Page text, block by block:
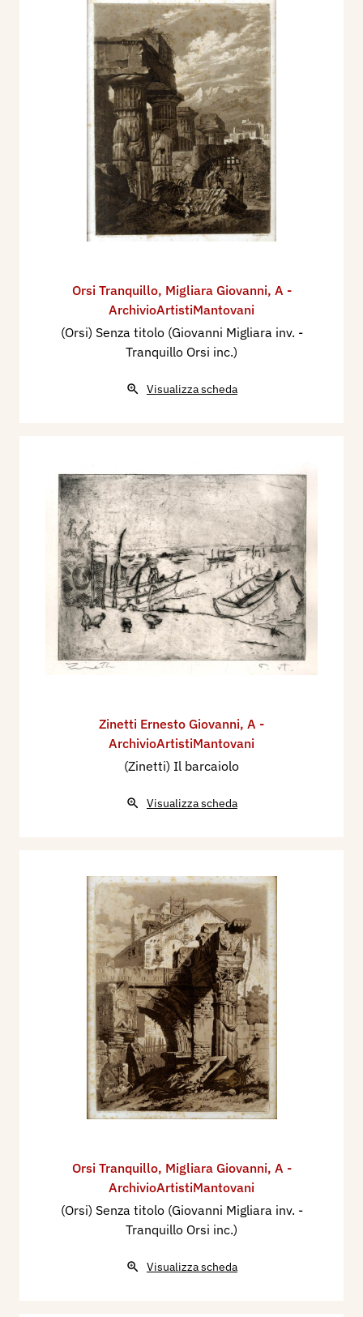
Orsi Tranquillo, Migliara Giovanni, A -
ArchivioArtistiMantovani
(Orsi) Senza titolo (Giovanni Migliara inv. -
Tranquillo Orsi inc.)
Visualizza scheda
Zinetti Ernesto Giovanni, A -
ArchivioArtistiMantovani
(Zinetti) Il barcaiolo
Visualizza scheda
Orsi Tranquillo, Migliara Giovanni, A -
ArchivioArtistiMantovani
(Orsi) Senza titolo (Giovanni Migliara inv. -
Tranquillo Orsi inc.)
Visualizza scheda